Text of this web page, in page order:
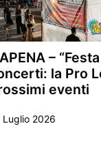
–
la Pro
eventi
Luglio 2026